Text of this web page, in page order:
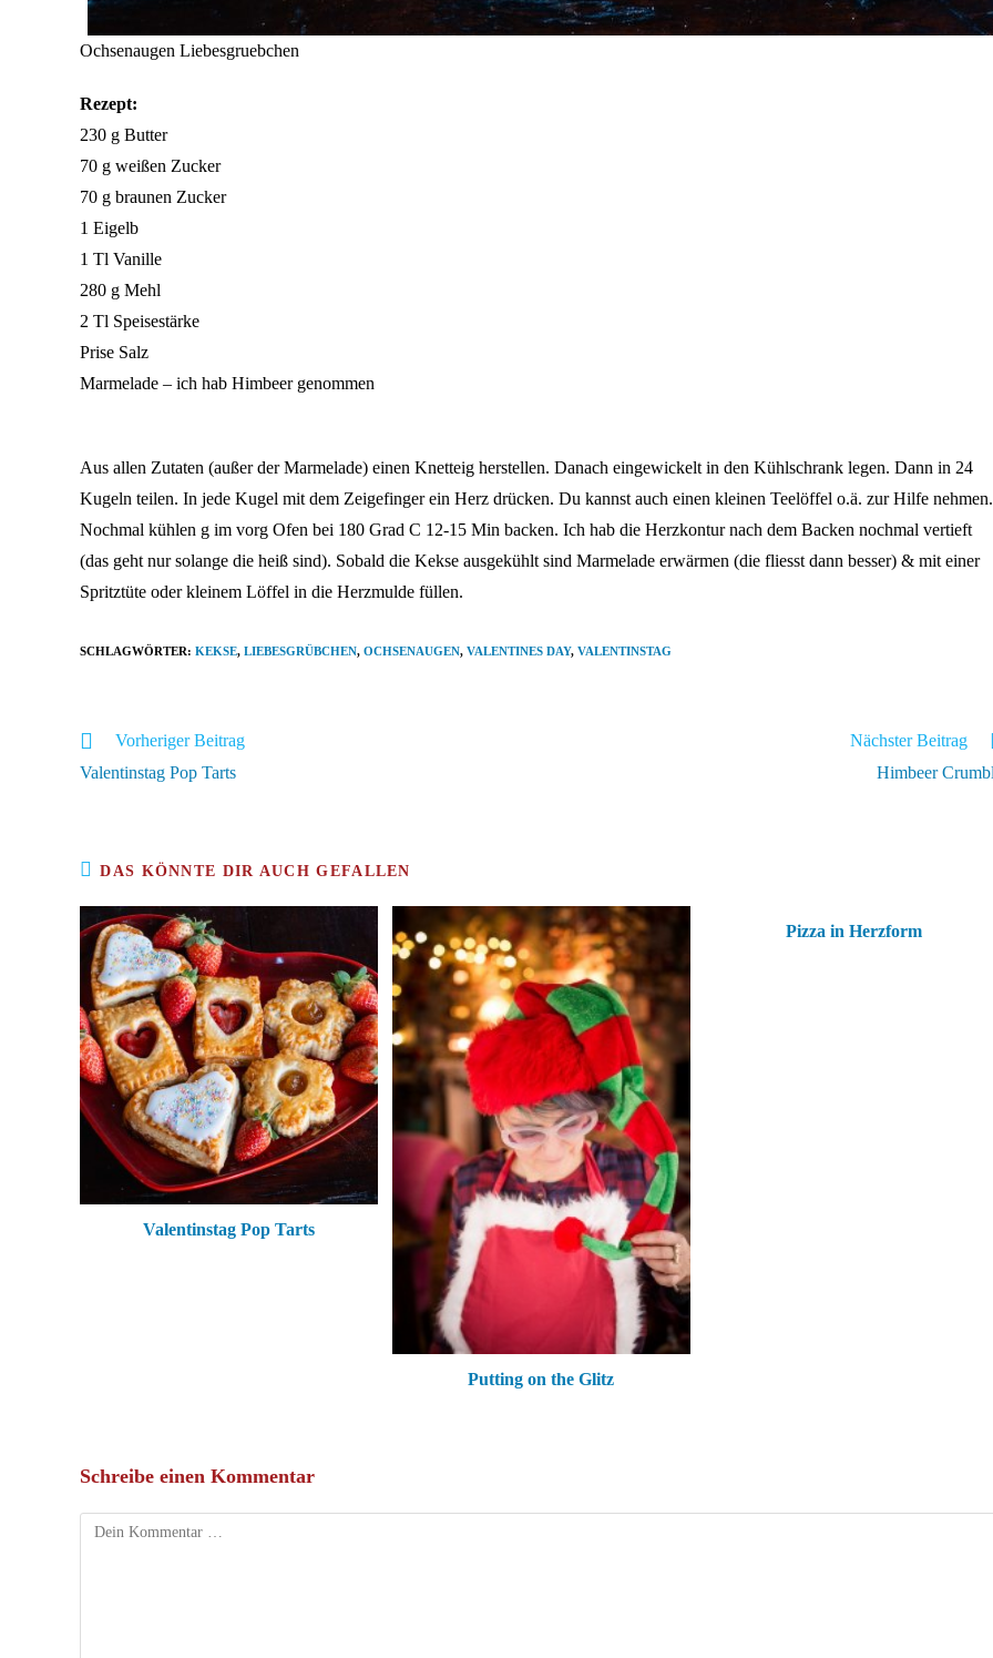
Ochsenaugen Liebesgruebchen
Rezept:
230 g Butter
70 g weißen Zucker
70 g braunen Zucker
1 Eigelb
1 Tl Vanille
280 g Mehl
2 Tl Speisestärke
Prise Salz
Marmelade – ich hab Himbeer genommen
Aus allen Zutaten (außer der Marmelade) einen Knetteig herstellen. Danach eingewickelt in den Kühlschrank legen. Dann in 24
Kugeln teilen. In jede Kugel mit dem Zeigefinger ein Herz drücken. Du kannst auch einen kleinen Teelöffel o.ä. zur Hilfe nehmen.
Nochmal kühlen g im vorg Ofen bei 180 Grad C 12-15 Min backen. Ich hab die Herzkontur nach dem Backen nochmal vertieft
(das geht nur solange die heiß sind). Sobald die Kekse ausgekühlt sind Marmelade erwärmen (die fliesst dann besser) & mit einer
Spritztüte oder kleinem Löffel in die Herzmulde füllen.
SCHLAGWÖRTER: KEKSE, LIEBESGRÜBCHEN, OCHSENAUGEN, VALENTINES DAY, VALENTINSTAG
Weitere
ansehen
Vorheriger Beitrag
Valentinstag Pop Tarts
Nächster Beitrag
Himbeer
DAS KÖNNTE DIR AUCH GEFALLEN
Valentinstag Pop Tarts
Putting on the Glitz
Pizza in Herzform
Schreibe einen Kommentar
Kommentar